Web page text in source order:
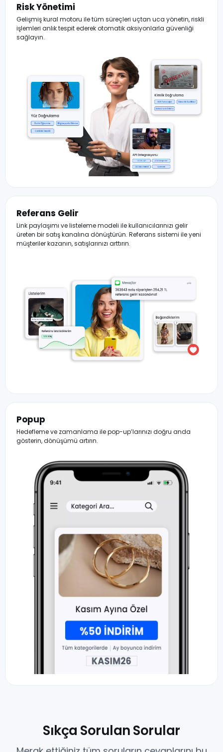
Risk Yönetimi
Gelişmiş kural motoru ile tüm süreçleri uçtan uca yönetin, riskli
işlemleri anlık tespit ederek otomatik aksiyonlarla güvenliği
sağlayın.
Referans Gelir
Link paylaşımı ve listeleme modeli ile kullanıcılarınızı gelir
üreten bir satış kanalına dönüştürün. Referans sistemi ile yeni
müşteriler kazanın, satışlarınızı arttırın.
Popup
Hedefleme ve zamanlama ile pop-up’larınızı doğru anda
gösterin, dönüşümü artırın.
Sıkça Sorulan Sorular